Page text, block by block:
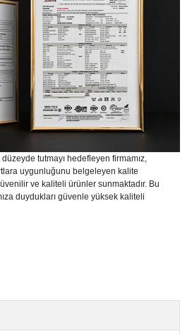
tutmayı hedefleyen firmamız,
uygunluğunu belgeleyen kalite
ve kaliteli ürünler sunmaktadır. Bu
duydukları güvenle yüksek kaliteli